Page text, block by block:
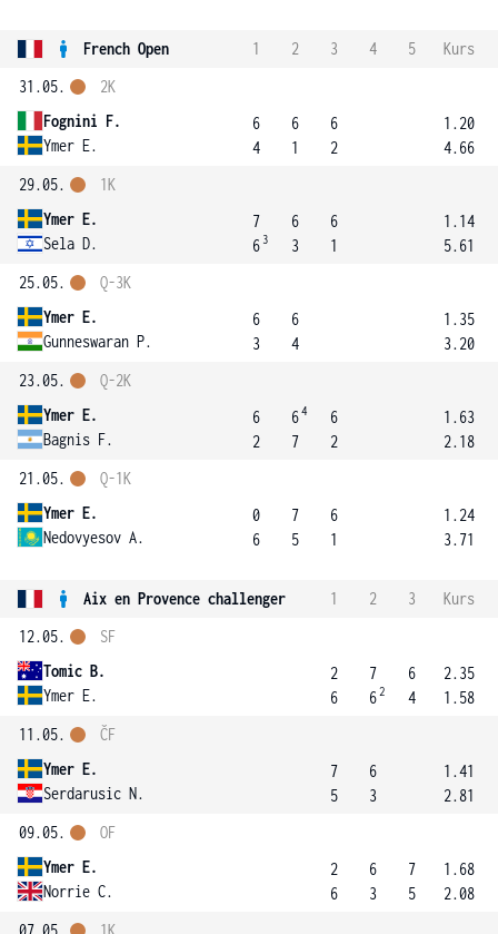
French Open 1 2 3 4 5
Kurs
31.05.
Fognini F.
Ymer E.
2K
6
4
6
1
6
2
1.20
4.66
29.05.
Ymer E.
Sela D.
1K
7
6 3
6
3
6
1
1.14
5.61
25.05.
Ymer E.
Gunneswaran P.
Q-3K
6
3
6
4
1.35
3.20
23.05.
Ymer E.
Bagnis F.
Q-2K
6
2
64
7
6
2
1.63
2.18
21.05.
Ymer E.
Nedovyesov A.
Q-1K
0
6
7
5
6
1
1.24
3.71
Aix en Provence challenger 1 2 3
Kurs
12.05.
Tomic B.
Ymer E.
SF
2
6
7
62
6
4
2.35
1.58
11.05.
Ymer E.
Serdarusic N.
ČF
7
5
6
3
1.41
2.81
09.05.
Ymer E.
Norrie C.
OF
2
6
6
3
7
5
1.68
2.08
07.05.
1K